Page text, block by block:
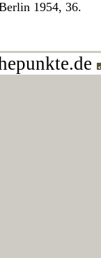
1954, 36.